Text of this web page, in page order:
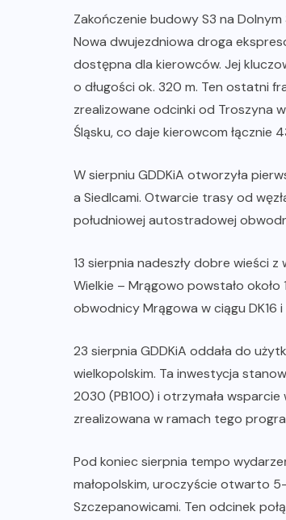
Zakończenie budowy S3 na Dolnym
Nowa dwujezdniowa droga
dostępna dla kierowców. Jej
o długości ok. 320 m. Ten ostatni
zrealizowane odcinki od Troszyna
Śląsku, co daje kierowcom łącznie
W sierpniu GDDKiA otworzyła
a Siedlcami. Otwarcie trasy od
południowej autostradowej
13 sierpnia nadeszły dobre wieści
Wielkie – Mrągowo powstało
obwodnicy Mrągowa w ciągu DK16 i
23 sierpnia GDDKiA oddała do
wielkopolskim. Ta inwestycja
2030 (PB100) i otrzymała
zrealizowana w ramach tego
Pod koniec sierpnia tempo
małopolskim, uroczyście otwarto
Szczepanowicami. Ten odcinek